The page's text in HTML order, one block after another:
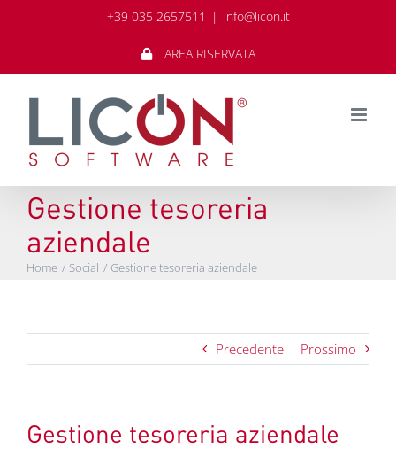
+39 035 2657511 | info@licon.it
AREA RISERVATA
Gestione tesoreria
aziendale
Home Social Gestione tesoreria aziendale
Precedente Prossimo
Gestione tesoreria aziendale